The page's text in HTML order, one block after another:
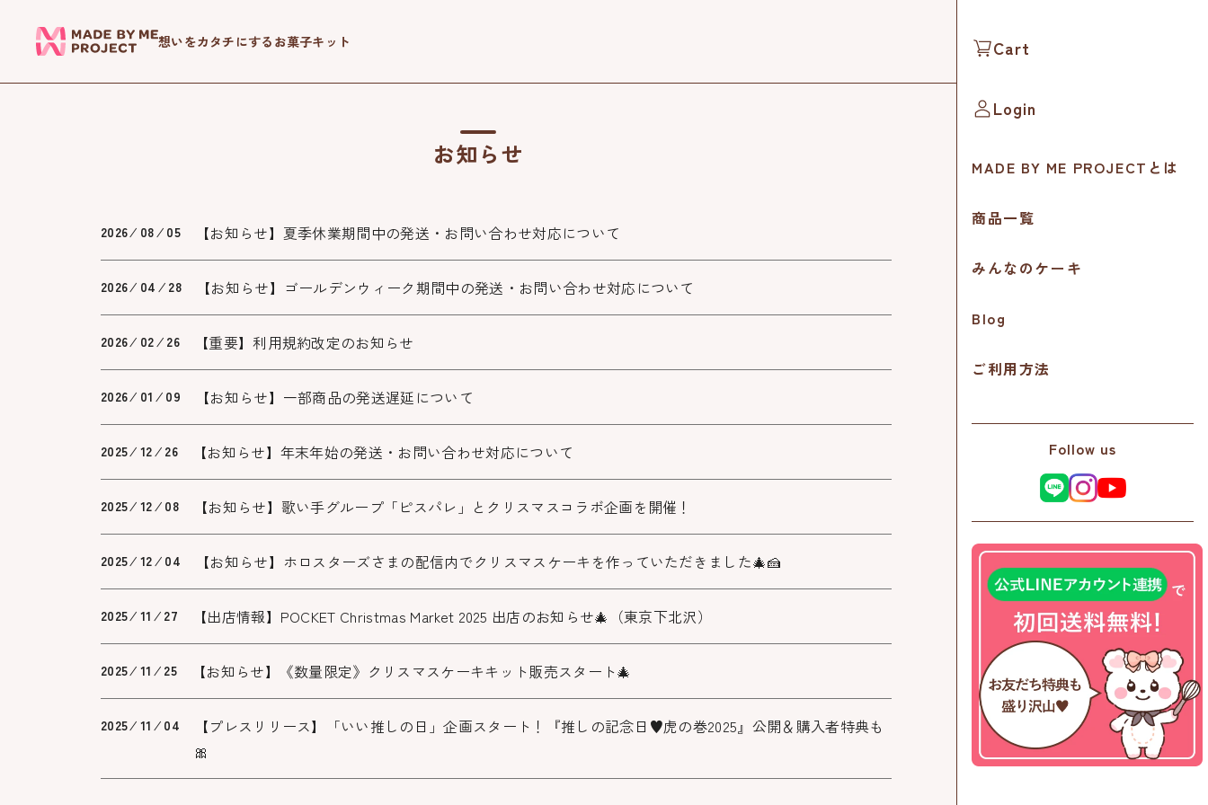
Cart
Login
MADE BY ME PROJECTとは
商品一覧
みんなのケーキ
Blog
ご利用方法
Follow us
想いをカタチにするお菓子キット
お知らせ
2026 ⁄ 08 ⁄ 05 【お知らせ】夏季休業期間中の発送・お問い合わせ対応について
2026 ⁄ 04 ⁄ 28 【お知らせ】ゴールデンウィーク期間中の発送・お問い合わせ対応について
2026 ⁄ 02 ⁄ 26 【重要】利用規約改定のお知らせ
2026 ⁄ 01 ⁄ 09 【お知らせ】一部商品の発送遅延について
2025 ⁄ 12 ⁄ 26 【お知らせ】年末年始の発送・お問い合わせ対応について
2025 ⁄ 12 ⁄ 08 【お知らせ】歌い手グループ「ピスパレ」とクリスマスコラボ企画を開催！
2025 ⁄ 12 ⁄ 04 【お知らせ】ホロスターズさまの配信内でクリスマスケーキを作っていただきました🎄🍰
2025 ⁄ 11 ⁄ 27 【出店情報】POCKET Christmas Market 2025 出店のお知らせ🎄（東京下北沢）
2025 ⁄ 11 ⁄ 25 【お知らせ】《数量限定》クリスマスケーキキット販売スタート🎄
2025 ⁄ 11 ⁄ 04
【プレスリリース】「いい推しの日」企画スタート！『推しの記念日♥虎の巻2025』公開＆購入者特典も
🎀